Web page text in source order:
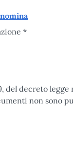
*
del decreto legge
non sono